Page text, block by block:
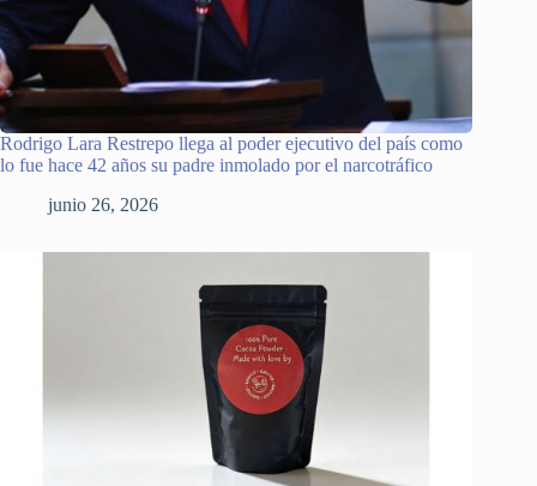
Rodrigo Lara Restrepo llega al poder ejecutivo del país como
lo fue hace 42 años su padre inmolado por el narcotráfico
junio 26, 2026